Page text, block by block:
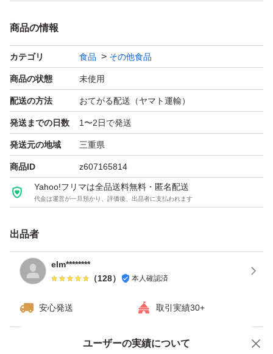
商品の情報
カテゴリ 食品 その他食品
商品の状態 未使用
配送の方法 おてがる配送（ヤマト運輸）
発送までの日数 1〜2日で発送
発送元の地域 三重県
商品ID z607165814
Yahoo!フリマは全品送料無料・匿名配送
代金は運営が一旦預かり、評価後、出品者に支払われます
出品者
elm********
（128） 本人確認済
安心発送 取引実績30+
ユーザーの実績について
価格の相談 商品への質問